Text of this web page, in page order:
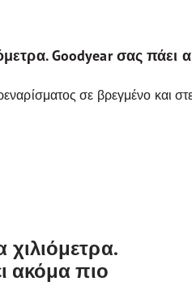
Goodyear σας πάει
σε βρεγμένο και
ακόμα πιο